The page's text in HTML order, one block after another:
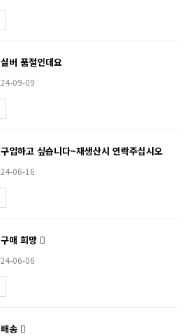
실버 품절인데요
24-09-09
구입하고 싶습니다~재생산시 연락주십시오
24-06-16
구매 희망
24-06-06
배송